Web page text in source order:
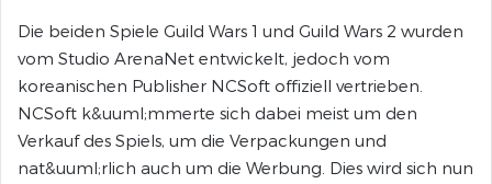
Die beiden Spiele Guild Wars 1 und Guild Wars 2 wurden
vom Studio ArenaNet entwickelt, jedoch vom
koreanischen Publisher NCSoft offiziell vertrieben.
NCSoft k&uuml;mmerte sich dabei meist um den
Verkauf des Spiels, um die Verpackungen und
nat&uuml;rlich auch um die Werbung. Dies wird sich nun